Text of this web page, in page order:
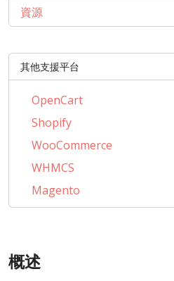
資源
其他支援平台
OpenCart
Shopify
WooCommerce
WHMCS
Magento
PrestaShop
CubeCart
概述